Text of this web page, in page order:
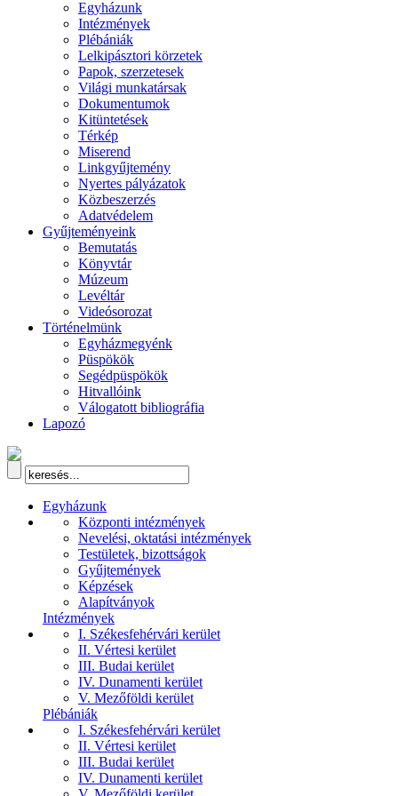
Egyházunk
Intézmények
Plébániák
Lelkipásztori körzetek
Papok, szerzetesek
Világi munkatársak
Dokumentumok
Kitüntetések
Térkép
Miserend
Linkgyűjtemény
Nyertes pályázatok
Közbeszerzés
Adatvédelem
Gyűjteményeink
Bemutatás
Könyvtár
Múzeum
Levéltár
Videósorozat
Történelmünk
Egyházmegyénk
Püspökök
Segédpüspökök
Hitvallóink
Válogatott bibliográfia
Lapozó
Egyházunk
Központi intézmények
Nevelési, oktatási intézmények
Testületek, bizottságok
Gyűjtemények
Képzések
Alapítványok
Intézmények
I. Székesfehérvári kerület
II. Vértesi kerület
III. Budai kerület
IV. Dunamenti kerület
V. Mezőföldi kerület
Plébániák
I. Székesfehérvári kerület
II. Vértesi kerület
III. Budai kerület
IV. Dunamenti kerület